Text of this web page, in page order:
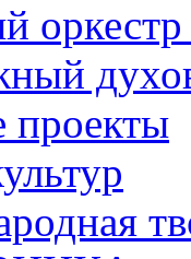
оркестр
проекты